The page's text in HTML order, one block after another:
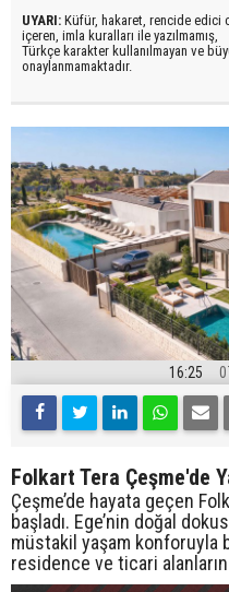
UYARI: Küfür, hakaret, rencide edici
içeren, imla kuralları ile yazılmamış,
Türkçe karakter kullanılmayan ve
onaylanmamaktadır.
16:25
Folkart Tera Çeşme'de
Çeşme’de hayata geçen
başladı. Ege’nin doğal
müstakil yaşam konforuyla
residence ve ticari